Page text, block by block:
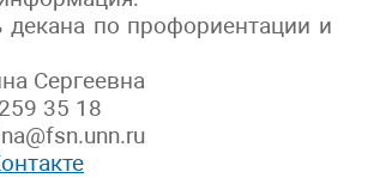
декана по профориентации и
Сергеевна
35 18